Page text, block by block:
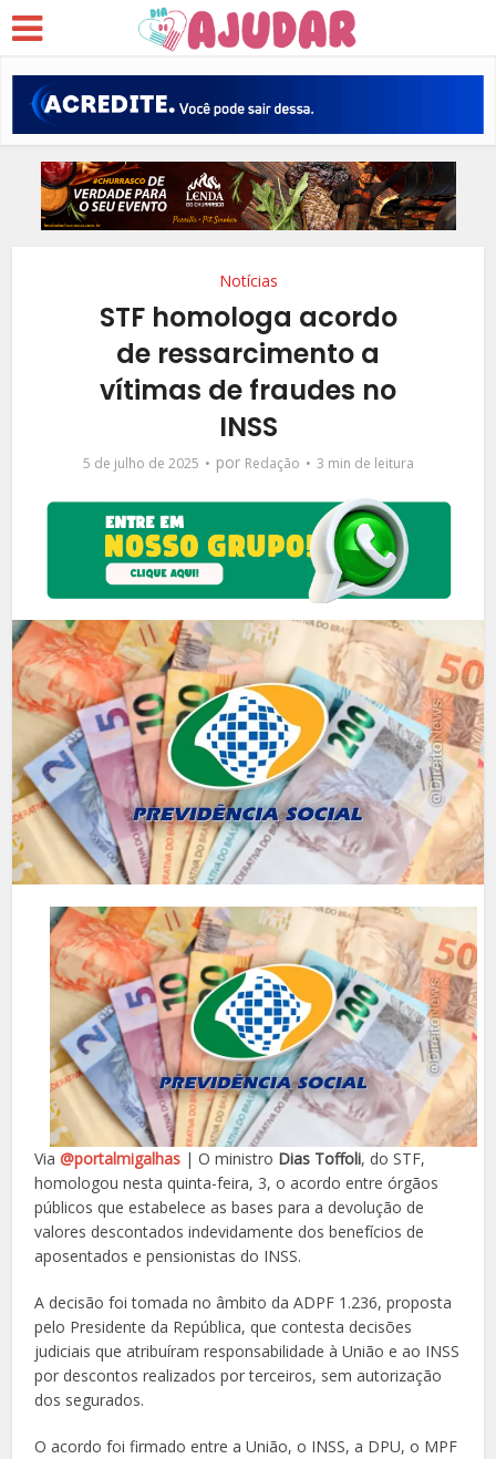
Notícias
STF homologa acordo
de ressarcimento a
vítimas de fraudes no
INSS
5 de julho de 2025 por Redação 3 min de leitura
Via@portalmigalhas | O ministro Dias Toffoli, do STF,
homologou nesta quinta-feira, 3, o acordo entre órgãos
públicos que estabelece as bases para a devolução de
valores descontados indevidamente dos benefícios de
aposentados e pensionistas do INSS.
A decisão foi tomada no âmbito da ADPF 1.236, proposta
pelo Presidente da República, que contesta decisões
judiciais que atribuíram responsabilidade à União e ao INSS
por descontos realizados por terceiros, sem autorização
dos segurados.
O acordo foi firmado entre a União, o INSS, a DPU, o MPF